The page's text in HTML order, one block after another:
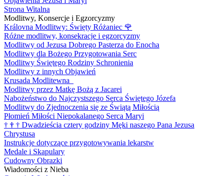
Strona Witalna
Modlitwy, Konsercje i Egzorcyzmy
Královna Modlitwy: Święty Różaniec 🌹
Różne modlitwy, konsekracje i egzorcyzmy
Modlitwy od Jezusa Dobrego Pasterza do Enocha
Modlitwy dla Bożego Przygotowania Serc
Modlitwy Świętego Rodziny Schronienia
Modlitwy z innych Objawień
Krusada Modlitewna
Modlitwy przez Matkę Bożą z Jacarei
Nabożeństwo do Najczystszego Serca Świętego Józefa
Modlitwy do Zjednoczenia się ze Świątą Miłością
Płomień Miłości Niepokalanego Serca Maryi
† † † Dwadzieścia cztery godziny Męki naszego Pana Jezusa
Chrystusa
Instrukcje dotyczące przygotowywania lekarstw
Medale i Skapulary
Cudowny Obrazki
Wiadomości z Nieba